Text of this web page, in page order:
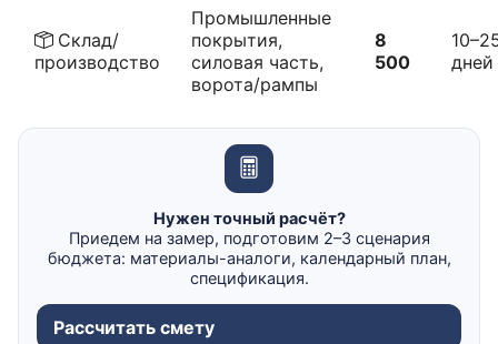
Склад/
производство
Промышленные
покрытия,
силовая часть,
ворота/рампы
8
500
дней
Нужен точный расчёт?
Приедем на замер, подготовим 2–3 сценария
бюджета: материалы-аналоги, календарный план,
спецификация.
Рассчитать смету